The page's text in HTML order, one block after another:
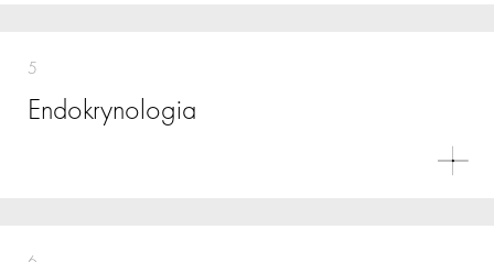
5
Endokrynologia